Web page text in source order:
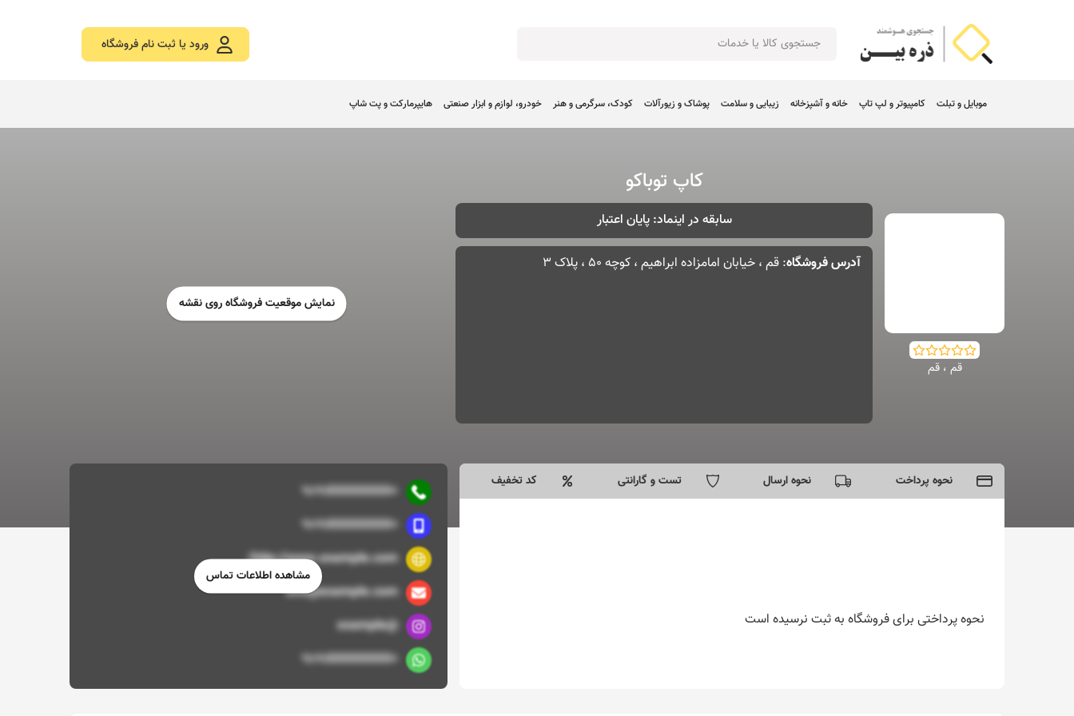
ورود یا ثبت نام فروشگاه
موبایل و تبلت کامپیوتر و لپ تاپ خانه و آشپزخانه زیبایی و سلامت پوشاک و زیورآلات کودک، سرگرمی و هنر خودرو، لوازم و ابزار صنعتی هایپرمارکت و پت شاپ
قم ، قم
کاپ توباکو
سابقه در اینماد: پایان اعتبار
آدرس فروشگاه: قم ، خیابان امامزاده ابراهیم ، کوچه 50 ، پلاک 3
نمایش موقعیت فروشگاه روی نقشه
نحوه پرداخت نحوه ارسال تست و گارانتی کد تخفیف
مشاهده اطلاعات تماس
+9891XXXXXXXX
+9891XXXXXXXX
http://www.example.com/
info@example.com
@example
+9891XXXXXXXX